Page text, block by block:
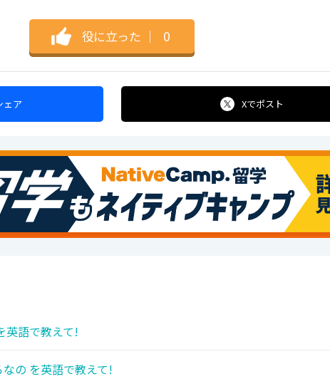
役に立った ｜ 0
ェア Xでポスト
英語で教えて!
の を英語で教えて!